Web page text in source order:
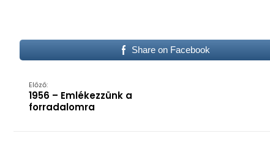
Share on Facebook
Előző:
1956 – Emlékezzünk a
forradalomra